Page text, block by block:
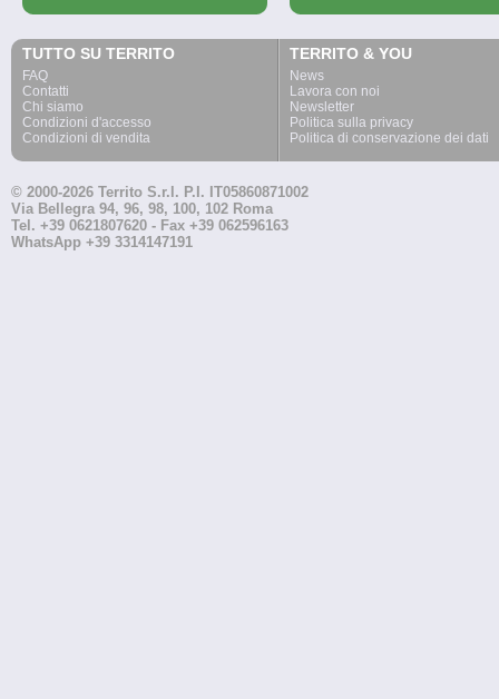
TUTTO SU TERRITO
FAQ
Contatti
Chi siamo
Condizioni d'accesso
Condizioni di vendita
TERRITO & YOU
News
Lavora con noi
Newsletter
Politica sulla privacy
Politica di conservazione dei dati
© 2000-2026 Territo S.r.l. P.I. IT05860871002
Via Bellegra 94, 96, 98, 100, 102 Roma
Tel. +39 0621807620 - Fax +39 062596163
WhatsApp +39 3314147191